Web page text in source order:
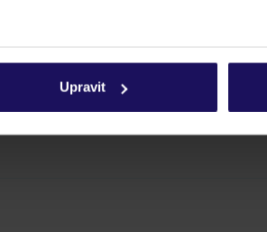
vzásadách používání souborů
Upravit
Podrobné informace o péči zástupce v